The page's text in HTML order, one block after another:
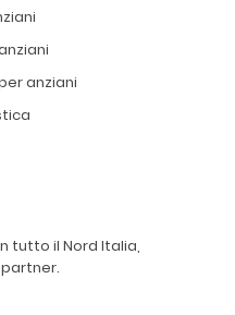
anziani
tutto il Nord Italia,